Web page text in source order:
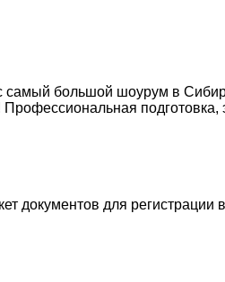
самый большой шоурум в
документов для